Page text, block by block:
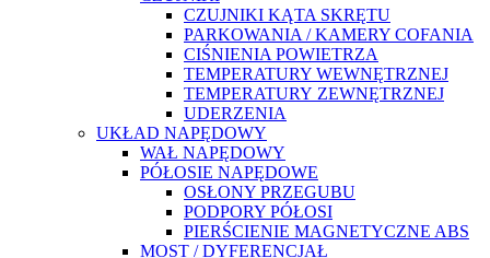
CZUJNIKI KĄTA SKRĘTU
PARKOWANIA / KAMERY COFANIA
CIŚNIENIA POWIETRZA
TEMPERATURY WEWNĘTRZNEJ
TEMPERATURY ZEWNĘTRZNEJ
UDERZENIA
UKŁAD NAPĘDOWY
WAŁ NAPĘDOWY
PÓŁOSIE NAPĘDOWE
OSŁONY PRZEGUBU
PODPORY PÓŁOSI
PIERŚCIENIE MAGNETYCZNE ABS
MOST / DYFERENCJAŁ